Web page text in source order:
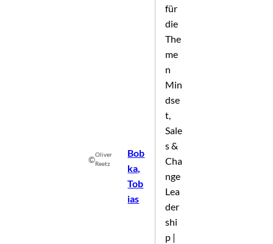
©Oliver
Reetz
Bob
ka,
Tob
ias
für
die
The
me
n
Min
dse
t,
Sale
s &
Cha
nge
Lea
der
shi
p |